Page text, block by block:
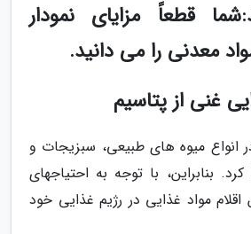
قطعاً مزایای نمودار
معدنی را می دانید.
غنی از پتاسیم
انواع میوه های طبیعی، سبزیجات و
بنابراین، با توجه به احتیاجهای
مواد غذایی در رژیم غذایی خود